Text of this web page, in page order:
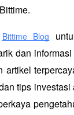
Bittime Blog
dan
artikel
tips investasi